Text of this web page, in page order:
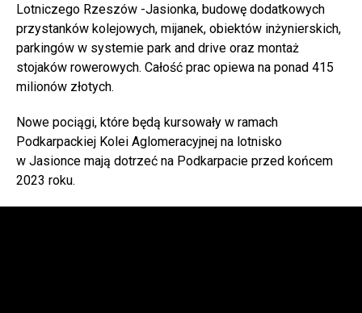
Lotniczego Rzeszów -Jasionka, budowę dodatkowych
przystanków kolejowych, mijanek, obiektów inżynierskich,
parkingów w systemie park and drive oraz montaż
stojaków rowerowych. Całość prac opiewa na ponad 415
milionów złotych.
Nowe pociągi, które będą kursowały w ramach
Podkarpackiej Kolei Aglomeracyjnej na lotnisko
w Jasionce mają dotrzeć na Podkarpacie przed końcem
2023 roku.